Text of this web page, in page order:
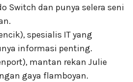
Switch dan punya selera seni
spesialis IT yang
informasi penting.
mantan rekan Julie
gaya flamboyan.